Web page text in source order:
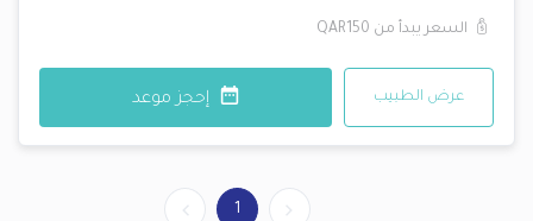
السعر يبدأ من QAR150
عرض الطبيب إحجز موعد
1